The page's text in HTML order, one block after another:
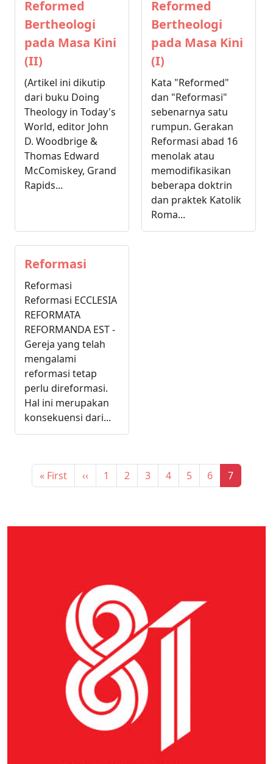
Reformed
Bertheologi
pada Masa Kini
(II)
(Artikel ini dikutip
dari buku Doing
Theology in Today's
World, editor John
D. Woodbrige &
Thomas Edward
McComiskey, Grand
Rapids...
Reformed
Bertheologi
pada Masa Kini
(I)
Kata "Reformed"
dan "Reformasi"
sebenarnya satu
rumpun. Gerakan
Reformasi abad 16
menolak atau
memodifikasikan
beberapa doktrin
dan praktek Katolik
Roma...
Reformasi
Reformasi
Reformasi ECCLESIA
REFORMATA
REFORMANDA EST -
Gereja yang telah
mengalami
reformasi tetap
perlu direformasi.
Hal ini merupakan
konsekuensi dari...
First page
« First Previous page
‹‹ Page
1 Page
2 Page
3 Page
4 Page
5 Page
6 Current
7